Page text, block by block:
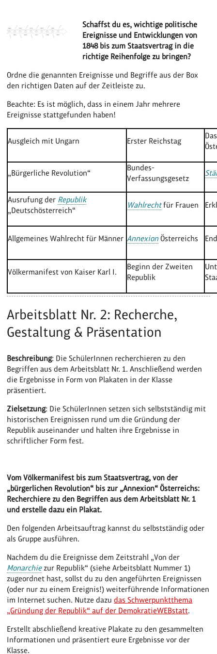
Schaffst du es, wichtige politische
Ereignisse und Entwicklungen von
1848 bis zum Staatsvertrag in die
richtige Reihenfolge zu bringen?
Ordne die genannten Ereignisse und Begriffe aus der Box
den richtigen Daten auf der Zeitleiste zu.
Beachte: Es ist möglich, dass in einem Jahr mehrere
Ereignisse stattgefunden haben!
Ausgleich mit Ungarn Erster Reichstag
„Bürgerliche Revolution“
Bundes-
Verfassungsgesetz
Ausrufung der Republik
„Deutschösterreich“
Wahlrechtfür Frauen
Allgemeines Wahlrecht für Männer Annexion Österreichs
Völkermanifest von Kaiser Karl I.
Beginn der Zweiten
Republik
Arbeitsblatt Nr. 2: Recherche,
Gestaltung & Präsentation
Beschreibung: Die SchülerInnen recherchieren zu den
Begriffen aus dem Arbeitsblatt Nr. 1. Anschließend werden
die Ergebnisse in Form von Plakaten in der Klasse
präsentiert.
Zielsetzung: Die SchülerInnen setzen sich selbstständig mit
historischen Ereignissen rund um die Gründung der
Republik auseinander und halten ihre Ergebnisse in
schriftlicher Form fest.
Vom Völkermanifest bis zum Staatsvertrag, von der
„bürgerlichen Revolution“ bis zur „Annexion“ Österreichs:
Recherchiere zu den Begriffen aus dem Arbeitsblatt Nr. 1
und erstelle dazu ein Plakat.
Den folgenden Arbeitsauftrag kannst du selbstständig oder
als Gruppe ausführen.
Nachdem du die Ereignisse dem Zeitstrahl „Von der
Monarchiezur Republik“ (siehe Arbeitsblatt Nummer 1)
zugeordnet hast, sollst du zu den angeführten Ereignissen
(oder nur zu einem Ereignis!) weiterführende Informationen
im Internet suchen. Nutze dazudas Schwerpunktthema
„Gründung der Republik“ auf der DemokratieWEBstatt.
Erstellt abschließend kreative Plakate zu den gesammelten
Informationen und präsentiert eure Ergebnisse vor der
Klasse.